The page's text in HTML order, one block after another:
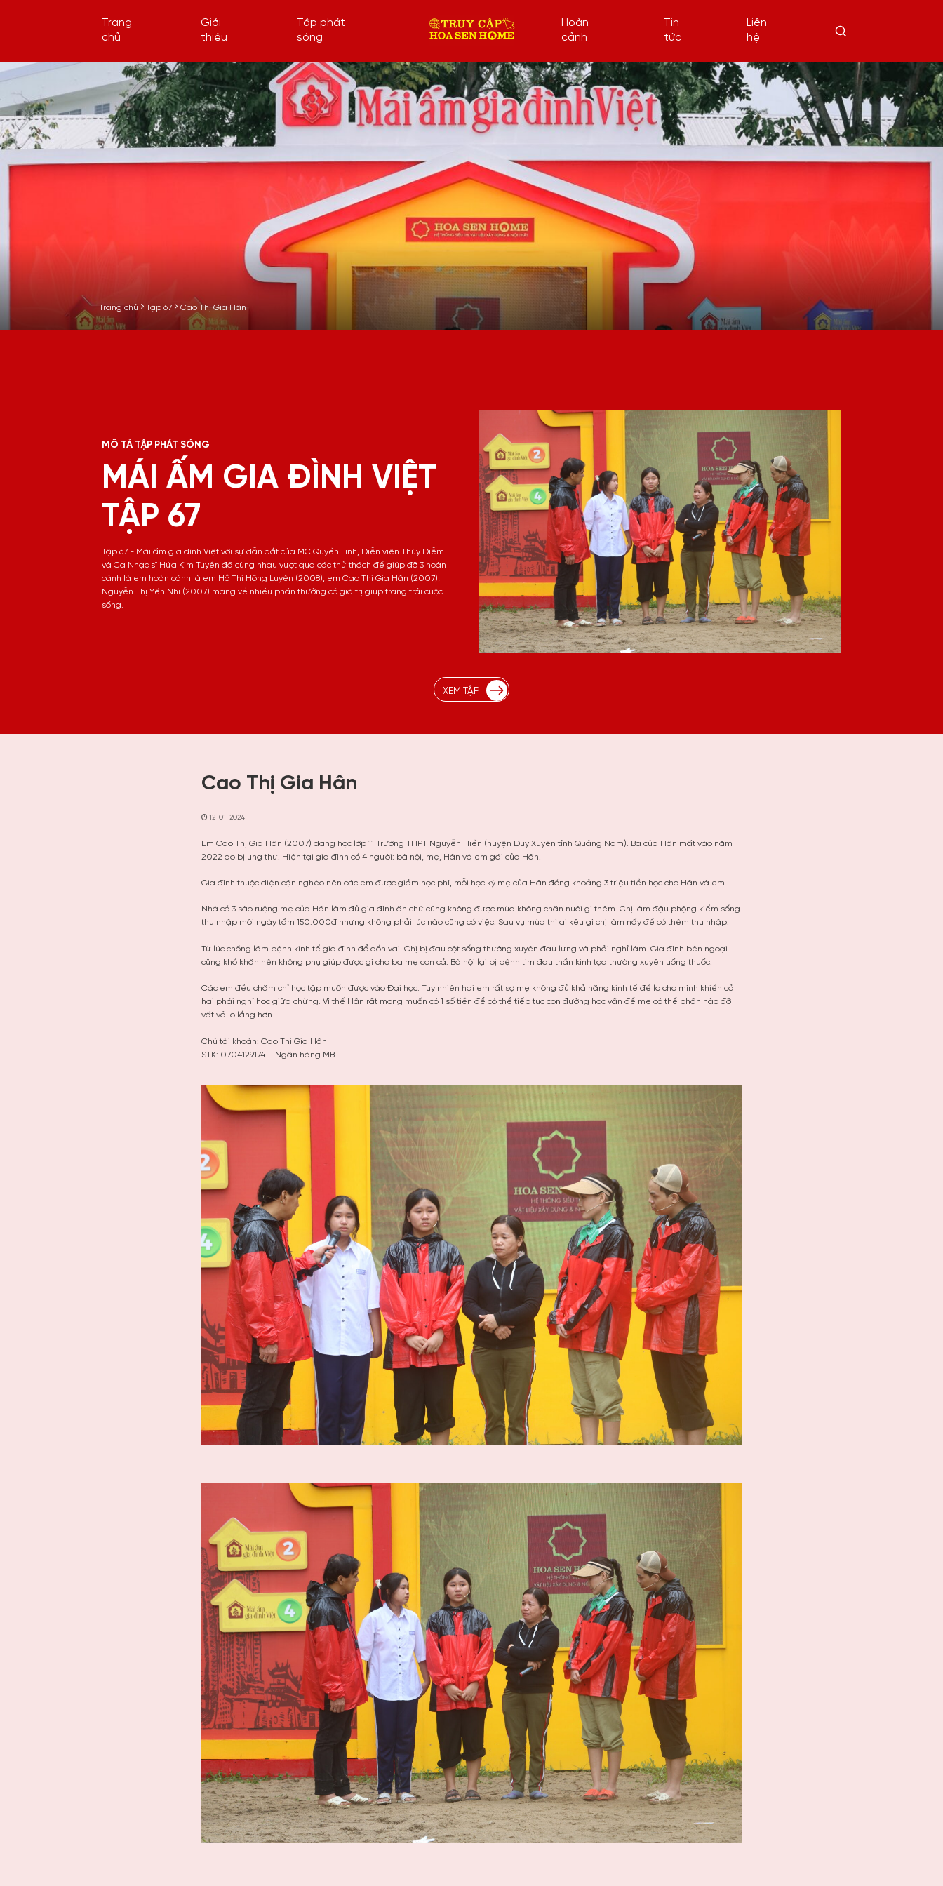
Trang
chủ
Giới
thiệu
Tập phát
sóng
Hoàn
cảnh
Tin
tức
Liên
hệ
Trang chủ Tập 67 Cao Thị Gia Hân
MÔ TẢ TẬP PHÁT SÓNG
MÁI ẤM GIA ĐÌNH VIỆT
TẬP 67
Tập 67 - Mái ấm gia đình Việt với sự dẫn dắt của MC Quyền Linh, Diễn viên Thúy Diễm
và Ca Nhạc sĩ Hứa Kim Tuyền đã cùng nhau vượt qua các thử thách để giúp đỡ 3 hoàn
cảnh là em hoàn cảnh là em Hồ Thị Hồng Luyện (2008), em Cao Thị Gia Hân (2007),
Nguyễn Thị Yến Nhi (2007) mang về nhiều phần thưởng có giá trị giúp trang trải cuộc
sống.
XEM TẬP
Cao Thị Gia Hân
12-01-2024
Em Cao Thị Gia Hân (2007) đang học lớp 11 Trường THPT Nguyễn Hiền (huyện Duy Xuyên tỉnh Quảng Nam). Ba của Hân mất vào năm
2022 do bị ung thư. Hiện tại gia đình có 4 người: bà nội, mẹ, Hân và em gái của Hân.
Gia đình thuộc diện cận nghèo nên các em được giảm học phí, mỗi học kỳ mẹ của Hân đóng khoảng 3 triệu tiền học cho Hân và em.
Nhà có 3 sào ruộng mẹ của Hân làm đủ gia đình ăn chứ cũng không được mùa không chăn nuôi gì thêm. Chị làm đậu phộng kiếm sống
thu nhập mỗi ngày tầm 150.000đ nhưng không phải lúc nào cũng có việc. Sau vụ mùa thì ai kêu gì chị làm nấy để có thêm thu nhập.
Từ lúc chồng lâm bệnh kinh tế gia đình đổ dồn vai. Chị bị đau cột sống thường xuyên đau lưng và phải nghỉ làm. Gia đình bên ngoại
cũng khó khăn nên không phụ giúp được gì cho ba mẹ con cả. Bà nội lại bị bệnh tim đau thần kinh tọa thường xuyên uống thuốc.
Các em đều chăm chỉ học tập muốn được vào Đại học. Tuy nhiên hai em rất sợ mẹ không đủ khả năng kinh tế để lo cho mình khiến cả
hai phải nghỉ học giữa chừng. Vì thế Hân rất mong muốn có 1 số tiền để có thể tiếp tục con đường học vấn để mẹ có thể phần nào đỡ
vất vả lo lắng hơn.
Chủ tài khoản: Cao Thị Gia Hân
STK: 0704129174 – Ngân hàng MB